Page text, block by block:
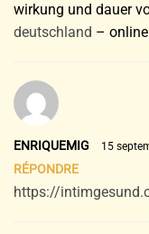
wirkung und dauer
deutschland –
ENRIQUEMIG 15
RÉPONDRE
https://